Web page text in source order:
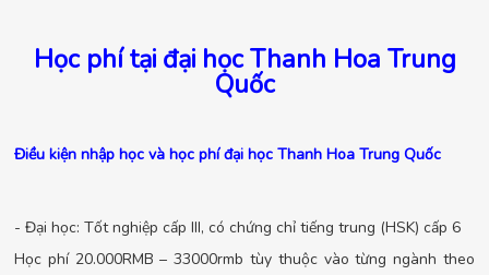
Học phí tại đại học Thanh Hoa Trung
Quốc
Điều kiện nhập học và học phí đại học Thanh Hoa Trung Quốc
- Đại học: Tốt nghiệp cấp III, có chứng chỉ tiếng trung (HSK) cấp 6
Học phí 20.000RMB – 33000rmb tùy thuộc vào từng ngành theo